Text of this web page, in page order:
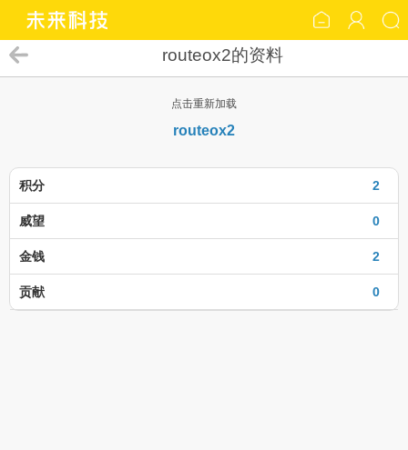
routeox2的资料
点击重新加载
routeox2
2
积分
0
威望
2
金钱
0
贡献